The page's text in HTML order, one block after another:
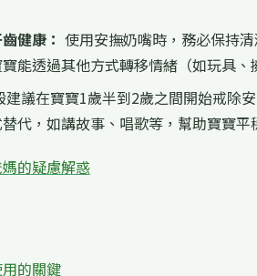
健康： 使用安撫奶嘴時，務必保持
能透過其他方式轉移情緒（如玩具、
建議在寶寶1歲半到2歲之間開始戒除
代，如講故事、唱歌等，幫助寶寶平
的疑慮解惑
的關鍵